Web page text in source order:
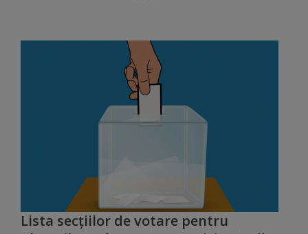
Regulamentul
funcționare
Integritate
Lista secţiilor de votare pentru